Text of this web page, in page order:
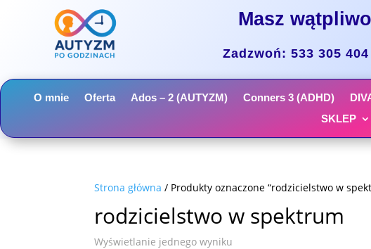
Masz
Zadzwoń: 533 305
O mnie Oferta Ados – 2 (AUTYZM) Conners 3 (ADHD)
SKLEP
Strona główna / Produkty oznaczone “rodzicielstwo w
rodzicielstwo w spektrum
Wyświetlanie jednego wyniku